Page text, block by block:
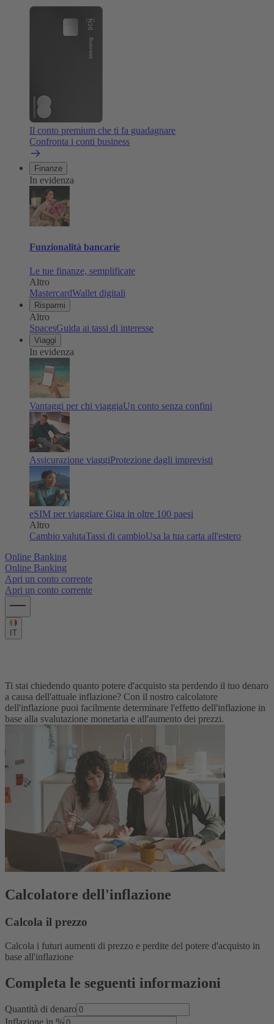
Il conto premium che ti fa guadagnare
Confronta i conti business
Finanze
In evidenza
Funzionalità bancarie
Le tue finanze, semplificate
Altro
MastercardWallet digitali
Risparmi
Altro
SpacesGuida ai tassi di interesse
Viaggi
In evidenza
Vantaggi per chi viaggiaUn conto senza confini
Assicurazione viaggiProtezione dagli imprevisti
eSIM per viaggiare Giga in oltre 100 paesi
Altro
Cambio valutaTassi di cambioUsa la tua carta all'estero
Online Banking
Online Banking
Apri un conto corrente
Apri un conto corrente
IT
Ti stai chiedendo quanto potere d'acquisto sta perdendo il tuo denaro
a causa dell'attuale inflazione? Con il nostro calcolatore
dell'inflazione puoi facilmente determinare l'effetto dell'inflazione in
base alla svalutazione monetaria e all'aumento dei prezzi.
Calcolatore dell'inflazione
Calcola il prezzo
Calcola i futuri aumenti di prezzo e perdite del potere d'acquisto in
base all'inflazione
Completa le seguenti informazioni
Quantità di denaro